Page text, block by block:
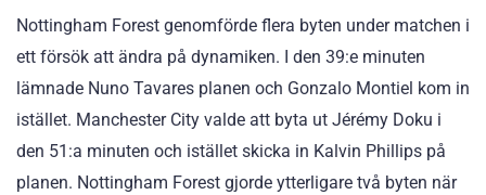
Nottingham Forest genomförde flera byten under matchen i
ett försök att ändra på dynamiken. I den 39:e minuten
lämnade Nuno Tavares planen och Gonzalo Montiel kom in
istället. Manchester City valde att byta ut Jérémy Doku i
den 51:a minuten och istället skicka in Kalvin Phillips på
planen. Nottingham Forest gjorde ytterligare två byten när